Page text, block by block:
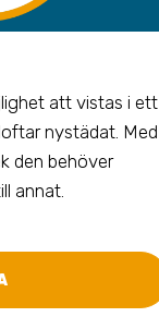
att vistas i ett
nystädat. Med
den behöver
annat.